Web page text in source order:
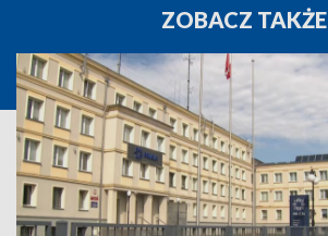
ZOBACZ TAKŻE